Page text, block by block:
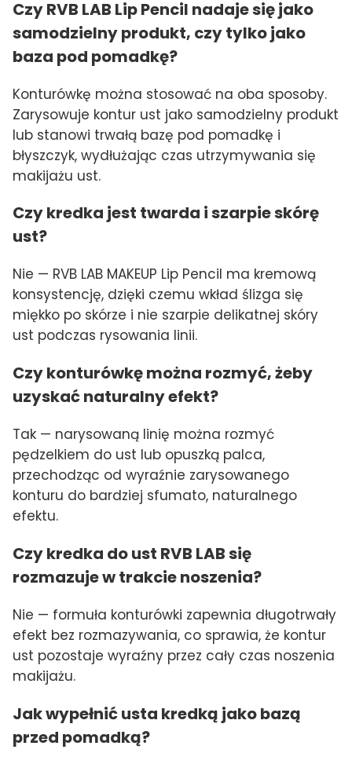
Czy RVB LAB Lip Pencil nadaje się jako
samodzielny produkt, czy tylko jako
baza pod pomadkę?
Konturówkę można stosować na oba sposoby.
Zarysowuje kontur ust jako samodzielny produkt
lub stanowi trwałą bazę pod pomadkę i
błyszczyk, wydłużając czas utrzymywania się
makijażu ust.
Czy kredka jest twarda i szarpie skórę
ust?
Nie — RVB LAB MAKEUP Lip Pencil ma kremową
konsystencję, dzięki czemu wkład ślizga się
miękko po skórze i nie szarpie delikatnej skóry
ust podczas rysowania linii.
Czy konturówkę można rozmyć, żeby
uzyskać naturalny efekt?
Tak — narysowaną linię można rozmyć
pędzelkiem do ust lub opuszką palca,
przechodząc od wyraźnie zarysowanego
konturu do bardziej sfumato, naturalnego
efektu.
Czy kredka do ust RVB LAB się
rozmazuje w trakcie noszenia?
Nie — formuła konturówki zapewnia długotrwały
efekt bez rozmazywania, co sprawia, że kontur
ust pozostaje wyraźny przez cały czas noszenia
makijażu.
Jak wypełnić usta kredką jako bazą
przed pomadką?